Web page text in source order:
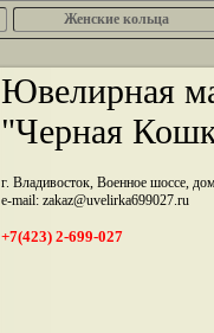
Женcкие кольца
Ювелирная
"Черная
г. Владивосток, Военное шоссе,
e-mail: zakaz@uvelirka699027.ru
+7(423) 2-699-027